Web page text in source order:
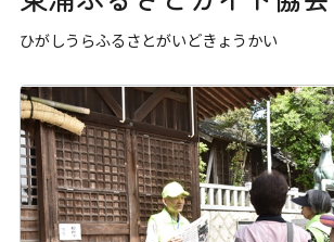
ひがしうらふるさとがいどきょうかい